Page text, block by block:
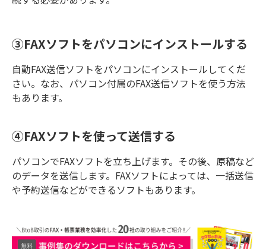
③FAXソフトをパソコンにインストールする
自動FAX送信ソフトをパソコンにインストールしてくだ
さい。なお、パソコン付属のFAX送信ソフトを使う方法
もあります。
④FAXソフトを使って送信する
パソコンでFAXソフトを立ち上げます。その後、原稿など
のデータを送信します。FAXソフトによっては、一括送信
や予約送信などができるソフトもあります。